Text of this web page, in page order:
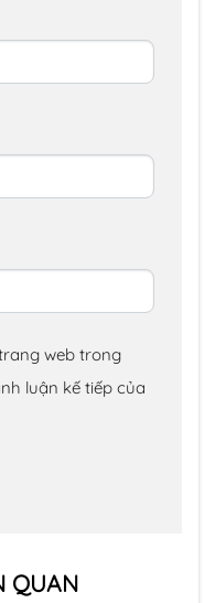
web trong
luận kế tiếp của
QUAN